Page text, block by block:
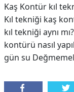
Kaş Kontür kıl
Kıl tekniği kaş
kıl tekniği aynı
kontürü nasıl
gün su